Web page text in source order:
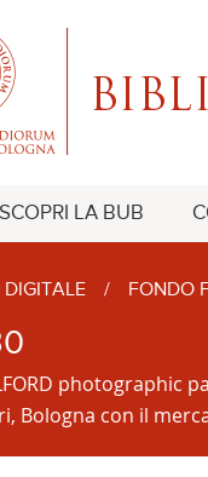
SCOPRI LA BUB
DIGITALE / FONDO
photographic
Bologna con il